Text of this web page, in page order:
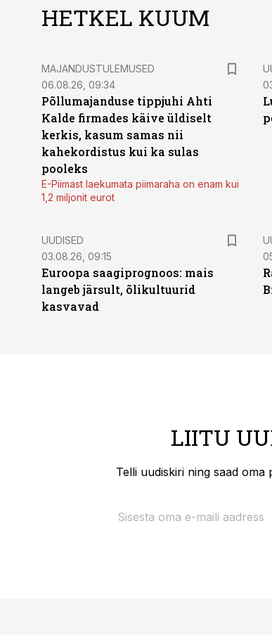
HETKEL KUUM
MAJANDUSTULEMUSED
06.08.26, 09:34
Põllumajanduse tippjuhi Ahti
Kalde firmades käive üldiselt
kerkis, kasum samas nii
kahekordistus kui ka sulas
pooleks
E-Piimast laekumata piimaraha on enam kui
1,2 miljonit eurot
UUDISED
03.08.26, 09:15
Euroopa saagiprognoos: mais
langeb järsult, õlikultuurid
kasvavad
LIITU
Telli uudiskiri ning saad oma